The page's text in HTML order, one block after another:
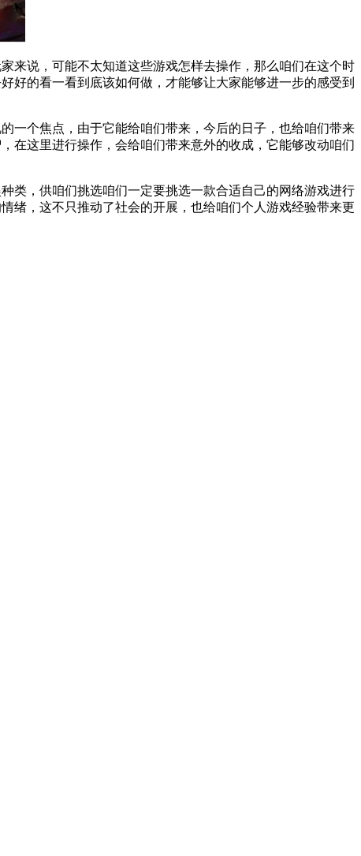
来说，可能不太知道这些游戏怎样去操作，那么咱们在这个时
好的看一看到底该如何做，才能够让大家能够进一步的感受到
一个焦点，由于它能给咱们带来，今后的日子，也给咱们带来
在这里进行操作，会给咱们带来意外的收成，它能够改动咱们
类，供咱们挑选咱们一定要挑选一款合适自己的网络游戏进行
绪，这不只推动了社会的开展，也给咱们个人游戏经验带来更